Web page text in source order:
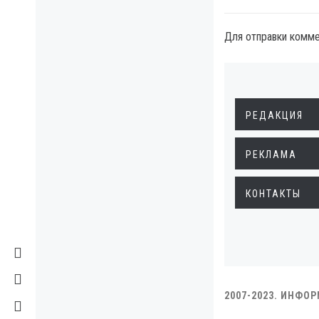
Для отправки
РЕДАКЦИЯ
РЕКЛАМА
КОНТАКТЫ
2007-2023.